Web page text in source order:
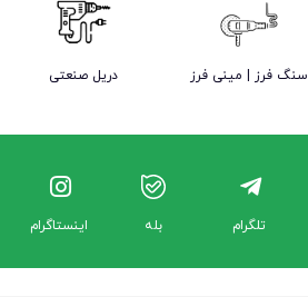
سنگ فرز | مینی فرز دریل صنعتی
تلگرام بله اینستاگرام